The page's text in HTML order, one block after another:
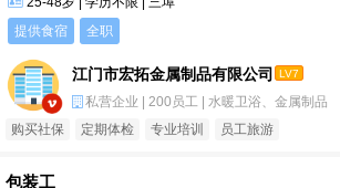
提供食宿
全职
江门市宏拓金属制品有限公司 LV7
私营企业 | 200员工 | 水暖卫浴、金属制品
购买社保 定期体检 专业培训 员工旅游
包装工